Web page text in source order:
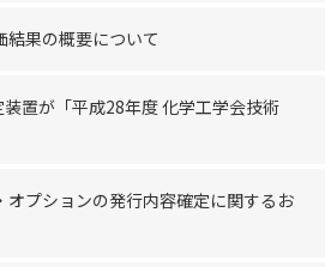
果の概要について
置が「平成28年度 化学工学会技術
オプションの発行内容確定に関するお